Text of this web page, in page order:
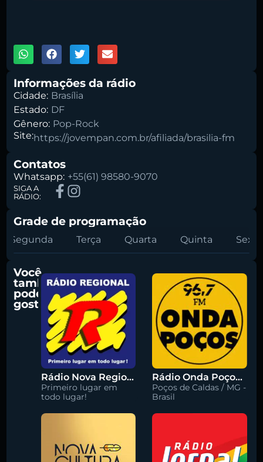
Buscar rádio
Informações da rádio
Cidade: Brasília
Estado: DF
Gênero: Pop-Rock
Site:https://jovempan.com.br/afiliada/brasilia-fm
Contatos
Whatsapp: +55(61) 98580-9070
SIGA A
RÁDIO:
Grade de programação
Segunda Terça Quarta Quinta Sexta
Você
também
pode
gostar
Rádio Nova Regional 91.5 FM
Primeiro lugar em
todo lugar!
Rádio Onda Poços 96.7 FM
Poços de Caldas / MG -
Brasil